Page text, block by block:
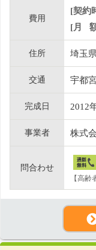
費用
[契約
[月
住所 埼玉
交通 宇都
完成日 2012
事業者 株式
問合わせ
【高齢